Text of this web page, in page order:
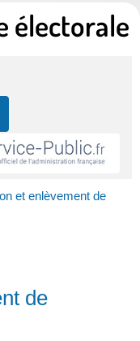
électorale
et enlèvement de
de